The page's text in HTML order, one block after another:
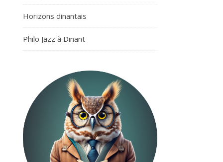
Horizons dinantais
Philo Jazz à Dinant